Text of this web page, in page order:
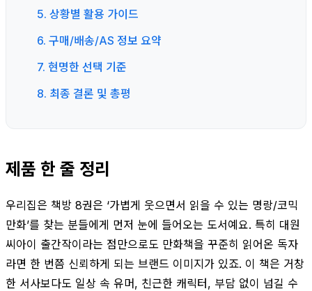
5. 상황별 활용 가이드
6. 구매/배송/AS 정보 요약
7. 현명한 선택 기준
8. 최종 결론 및 총평
제품 한 줄 정리
우리집은 책방 8권은 ‘가볍게 웃으면서 읽을 수 있는 명랑/코믹
만화’를 찾는 분들에게 먼저 눈에 들어오는 도서예요. 특히 대원
씨아이 출간작이라는 점만으로도 만화책을 꾸준히 읽어온 독자
라면 한 번쯤 신뢰하게 되는 브랜드 이미지가 있죠. 이 책은 거창
한 서사보다도 일상 속 유머, 친근한 캐릭터, 부담 없이 넘길 수